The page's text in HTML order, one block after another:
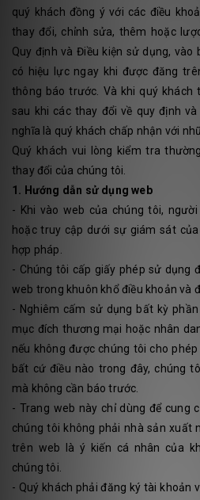
quý khách đồng ý với các điều
thay đổi, chỉnh sửa, thêm hoặc
Quy định và Điều kiện sử dụng, vào
có hiệu lực ngay khi được đăng
thông báo trước. Và khi quý khách
sau khi các thay đổi về quy định
nghĩa là quý khách chấp nhận với
Quý khách vui lòng kiểm tra
thay đổi của chúng tôi.
1. Hướng dẫn sử dụng web
- Khi vào web của chúng tôi,
hoặc truy cập dưới sự giám sát
hợp pháp.
- Chúng tôi cấp giấy phép sử dụng
web trong khuôn khổ điều khoản và
- Nghiêm cấm sử dụng bất kỳ
mục đích thương mại hoặc nhân
nếu không được chúng tôi cho
bất cứ điều nào trong đây, chúng
mà không cần báo trước.
- Trang web này chỉ dùng để cung
chúng tôi không phải nhà sản xuất
trên web là ý kiến cá nhân của
chúng tôi.
- Quý khách phải đăng ký tài khoản